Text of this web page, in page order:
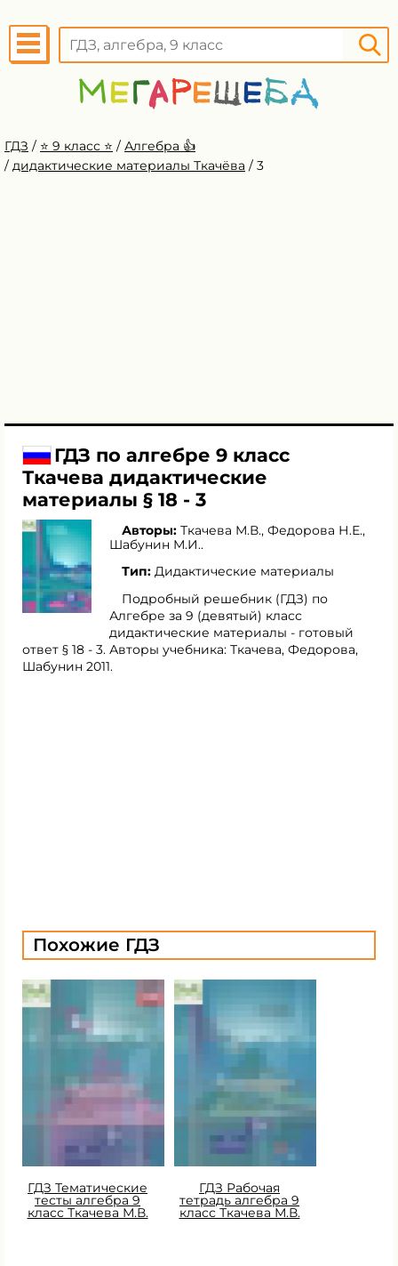
ГДЗ / ⭐️ 9 класс ⭐️ / Алгебра 👍
/ дидактические материалы Ткачёва / 3
ГДЗ по алгебре 9 класс
Ткачева дидактические
материалы § 18 - 3
Авторы: Ткачева М.В., Федорова Н.Е.,
Шабунин М.И..
Тип: Дидактические материалы
Подробный решебник (ГДЗ) по
Алгебре за 9 (девятый) класс
дидактические материалы - готовый
ответ § 18 - 3. Авторы учебника: Ткачева, Федорова,
Шабунин 2011.
Похожие ГДЗ
ГДЗ Тематические
тесты алгебра 9
класс Ткачева М.В.
ГДЗ Рабочая
тетрадь алгебра 9
класс Ткачева М.В.